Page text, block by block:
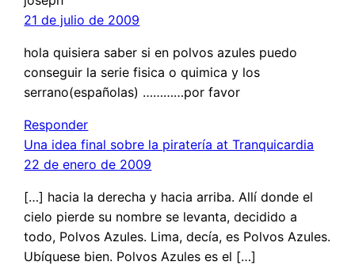
21 de julio de 2009
hola quisiera saber si en polvos azules puedo
conseguir la serie fisica o quimica y los
serrano(españolas) …………por favor
Responder
Una idea final sobre la piratería at Tranquicardia
22 de enero de 2009
[…] hacia la derecha y hacia arriba. Allí donde el
cielo pierde su nombre se levanta, decidido a
todo, Polvos Azules. Lima, decía, es Polvos Azules.
Ubíquese bien. Polvos Azules es el […]